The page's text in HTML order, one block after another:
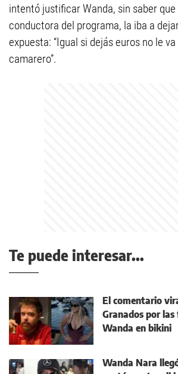
intentó justificar Wanda, sin saber
conductora del programa, la iba a
expuesta: “Igual si dejás euros no le
camarero”.
Te puede interesar...
El comentario
Granados por
Wanda en bikini
Wanda Nara